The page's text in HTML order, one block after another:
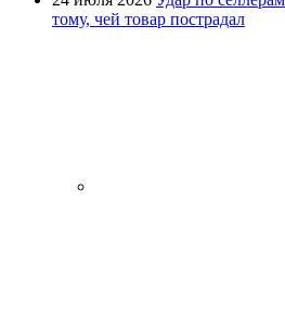
тому, чей товар пострадал